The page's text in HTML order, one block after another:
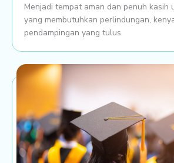
Menjadi tempat aman dan penuh kasih
yang membutuhkan perlindungan,
pendampingan yang tulus.